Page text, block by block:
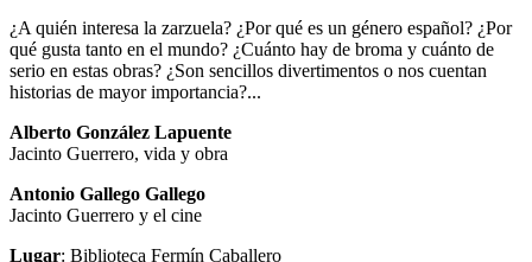
¿A quién interesa la zarzuela? ¿Por qué es un género español? ¿Por
qué gusta tanto en el mundo? ¿Cuánto hay de broma y cuánto de
serio en estas obras? ¿Son sencillos divertimentos o nos cuentan
historias de mayor importancia?...
Alberto González Lapuente
Jacinto Guerrero, vida y obra
Antonio Gallego Gallego
Jacinto Guerrero y el cine
Lugar: Biblioteca Fermín Caballero